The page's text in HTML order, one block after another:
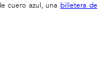
cuero azul, unabilletera de